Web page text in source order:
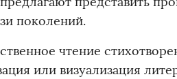
поколений.
чтение
или визуализация